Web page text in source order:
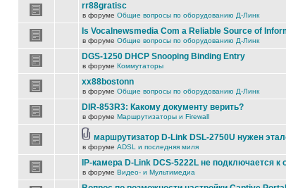
rr88gratisc
в форуме Общие вопросы по оборудованию Д-Линк
Is Vocalnewsmedia Com a Reliable Source of
в форуме Общие вопросы по оборудованию Д-Линк
DGS-1250 DHCP Snooping Binding Entry
в форуме Коммутаторы
xx88bostonn
в форуме Общие вопросы по оборудованию Д-Линк
DIR-853R3: Какому документу верить?
в форуме Маршрутизаторы и Firewall
маршрутизатор D-Link DSL-2750U нужен
в форуме ADSL и последняя миля
IP-камера D-Link DCS-5222L не подключается к
в форуме Видео- и Мультимедиа